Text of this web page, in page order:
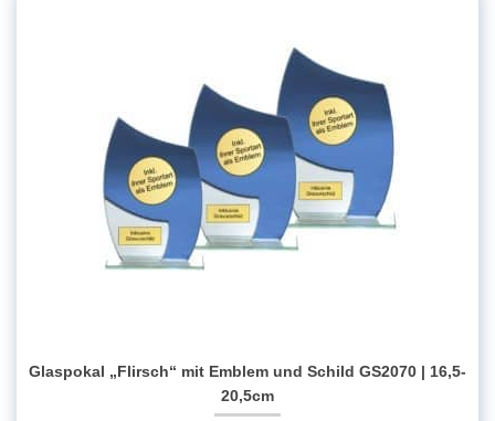
Glaspokal „Flirsch“ mit Emblem und Schild GS2070 | 16,5-
20,5cm